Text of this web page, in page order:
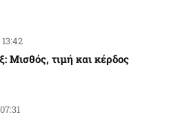
Μισθός, τιμή και κέρδος